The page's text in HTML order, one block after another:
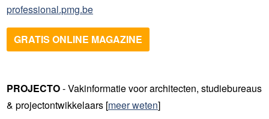
professional.pmg.be
GRATIS ONLINE MAGAZINE
PROJECTO- Vakinformatie voor architecten, studiebureaus
& projectontwikkelaars [meer weten]